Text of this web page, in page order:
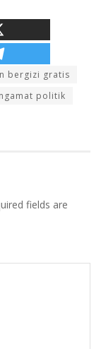
bergizi gratis
politik
fields are